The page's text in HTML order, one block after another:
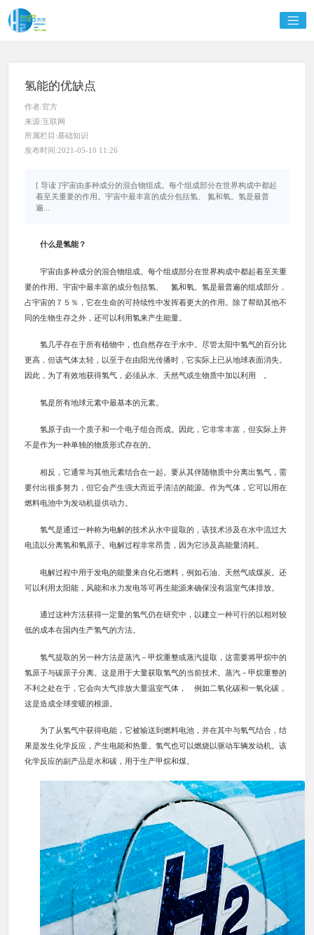
氢能的优缺点
作者:官方
来源:互联网
所属栏目:基础知识
发布时间:2021-05-10 11:26
[ 导读 ]宇宙由多种成分的混合物组成。每个组成部分在世界构成中都起
着至关重要的作用。宇宙中最丰富的成分包括氢、 氮和氧。氢是最普
遍...
什么是氢能？
宇宙由多种成分的混合物组成。每个组成部分在世界构成中都起着至关重
要的作用。宇宙中最丰富的成分包括氢、 氮和氧。氢是最普遍的组成部分，
占宇宙的７５％，它在生命的可持续性中发挥着更大的作用。除了帮助其他不
同的生物生存之外，还可以利用氢来产生能量。
氢几乎存在于所有植物中，也自然存在于水中。尽管太阳中氢气的百分比
更高，但该气体太轻，以至于在由阳光传播时，它实际上已从地球表面消失。
因此，为了有效地获得氢气，必须从水、天然气或生物质中加以利用 。
氢是所有地球元素中最基本的元素。
氢原子由一个质子和一个电子组合而成。因此，它非常丰富，但实际上并
不是作为一种单独的物质形式存在的。
相反，它通常与其他元素结合在一起。要从其伴随物质中分离出氢气，需
要付出很多努力，但它会产生强大而近乎清洁的能源。作为气体，它可以用在
燃料电池中为发动机提供动力。
氢气是通过一种称为电解的技术从水中提取的，该技术涉及在水中流过大
电流以分离氢和氧原子。电解过程非常昂贵，因为它涉及高能量消耗。
电解过程中用于发电的能量来自化石燃料，例如石油、天然气或煤炭。还
可以利用太阳能，风能和水力发电等可再生能源来确保没有温室气体排放。
通过这种方法获得一定量的氢气仍在研究中，以建立一种可行的以相对较
低的成本在国内生产氢气的方法。
氢气提取的另一种方法是蒸汽－甲烷重整或蒸汽提取，这需要将甲烷中的
氢原子与碳原子分离。这是用于大量获取氢气的当前技术。蒸汽－甲烷重整的
不利之处在于，它会向大气排放大量温室气体， 例如二氧化碳和一氧化碳，
这是造成全球变暖的根源。
为了从氢气中获得电能，它被输送到燃料电池，并在其中与氧气结合，结
果是发生化学反应，产生电能和热量。氢气也可以燃烧以驱动车辆发动机。该
化学反应的副产品是水和碳，用于生产甲烷和煤。